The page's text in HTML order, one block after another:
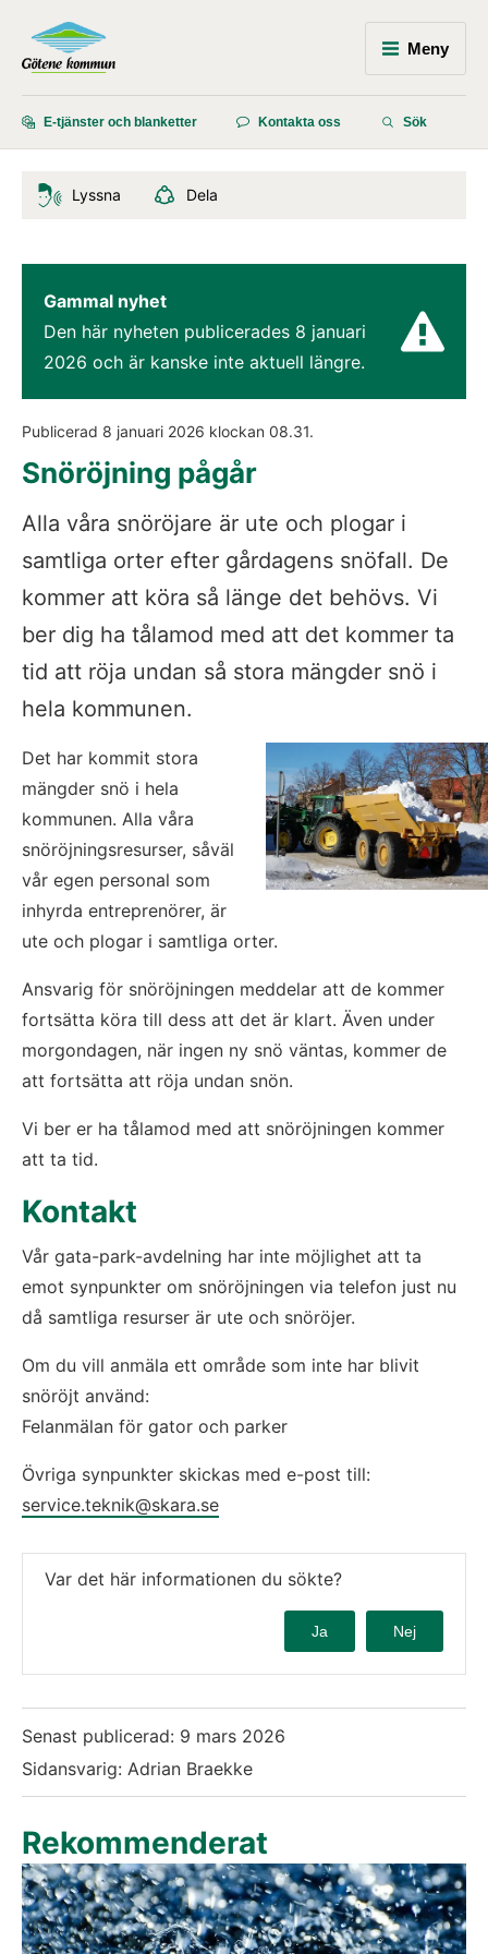
Meny
E-tjänster och blanketter Kontakta oss Sök
Lyssna Dela
Gammal nyhet
Den här nyheten publicerades 8 januari
2026 och är kanske inte aktuell längre.
Publicerad 8 januari 2026 klockan 08.31.
Snöröjning pågår
Alla våra snöröjare är ute och plogar i
samtliga orter efter gårdagens snöfall. De
kommer att köra så länge det behövs. Vi
ber dig ha tålamod med att det kommer ta
tid att röja undan så stora mängder snö i
hela kommunen.
Det har kommit stora
mängder snö i hela
kommunen. Alla våra
snöröjningsresurser, såväl
vår egen personal som
inhyrda entreprenörer, är
ute och plogar i samtliga orter.
Ansvarig för snöröjningen meddelar att de kommer
fortsätta köra till dess att det är klart. Även under
morgondagen, när ingen ny snö väntas, kommer de
att fortsätta att röja undan snön.
Vi ber er ha tålamod med att snöröjningen kommer
att ta tid.
Kontakt
Vår gata-park-avdelning har inte möjlighet att ta
emot synpunkter om snöröjningen via telefon just nu
då samtliga resurser är ute och snöröjer.
Om du vill anmäla ett område som inte har blivit
snöröjt använd:
Felanmälan för gator och parker
Övriga synpunkter skickas med e-post till:
service.teknik@skara.se
Var det här informationen du sökte?
Ja Nej
Senast publicerad: 9 mars 2026
Sidansvarig: Adrian Braekke
Rekommenderat